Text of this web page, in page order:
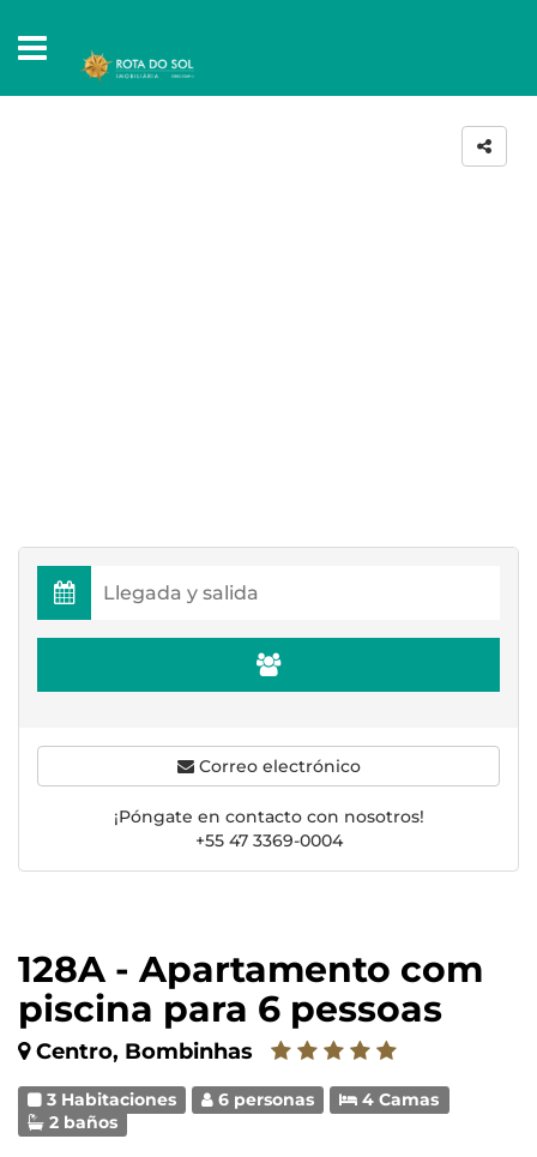
128A - Apartamento com
piscina para 6 pessoas
Centro, Bombinhas
3 Habitaciones 6 personas
4 Camas
2 baños
Correo electrónico
¡Póngate en contacto con nosotros!
+55 47 3369-0004